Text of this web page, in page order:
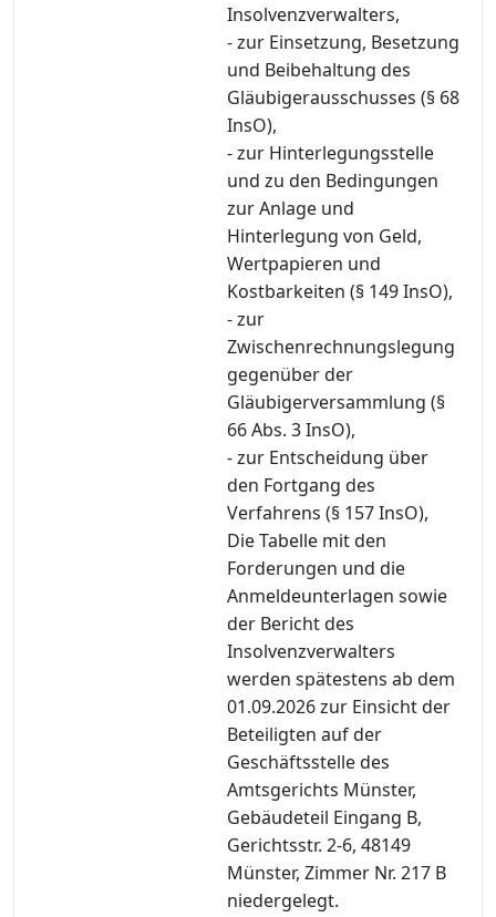
Insolvenzverwalters,
- zur Einsetzung, Besetzung
und Beibehaltung des
Gläubigerausschusses (§ 68
InsO),
- zur Hinterlegungsstelle
und zu den Bedingungen
zur Anlage und
Hinterlegung von Geld,
Wertpapieren und
Kostbarkeiten (§ 149 InsO),
- zur
Zwischenrechnungslegung
gegenüber der
Gläubigerversammlung (§
66 Abs. 3 InsO),
- zur Entscheidung über
den Fortgang des
Verfahrens (§ 157 InsO),
Die Tabelle mit den
Forderungen und die
Anmeldeunterlagen sowie
der Bericht des
Insolvenzverwalters
werden spätestens ab dem
01.09.2026 zur Einsicht der
Beteiligten auf der
Geschäftsstelle des
Amtsgerichts Münster,
Gebäudeteil Eingang B,
Gerichtsstr. 2-6, 48149
Münster, Zimmer Nr. 217 B
niedergelegt.